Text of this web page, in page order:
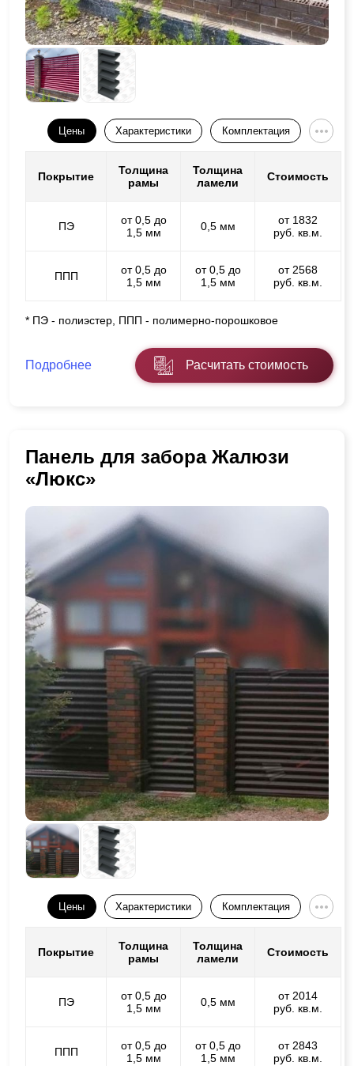
Цены Характеристики Комплектация
Покрытие
Толщина
рамы
Толщина
ламели
Стоимость
ПЭ
от 0,5 до
1,5 мм
0,5 мм
от 1832
руб. кв.м.
ППП
от 0,5 до
1,5 мм
от 0,5 до
1,5 мм
от 2568
руб. кв.м.
* ПЭ - полиэстер, ППП - полимерно-порошковое
Подробнее Расчитать стоимость
Панель для забора Жалюзи
«Люкс»
Цены Характеристики Комплектация
Покрытие
Толщина
рамы
Толщина
ламели
Стоимость
ПЭ
от 0,5 до
1,5 мм
0,5 мм
от 2014
руб. кв.м.
ППП
от 0,5 до
1,5 мм
от 0,5 до
1,5 мм
от 2843
руб. кв.м.